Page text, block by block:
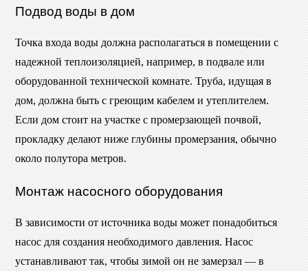
Подвод воды в дом
Точка входа воды должна располагаться в помещении с
надежной теплоизоляцией, например, в подвале или
оборудованной технической комнате. Труба, идущая в
дом, должна быть с греющим кабелем и утеплителем.
Если дом стоит на участке с промерзающей почвой,
прокладку делают ниже глубины промерзания, обычно
около полутора метров.
Монтаж насосного оборудования
В зависимости от источника воды может понадобиться
насос для создания необходимого давления. Насос
устанавливают так, чтобы зимой он не замерзал — в